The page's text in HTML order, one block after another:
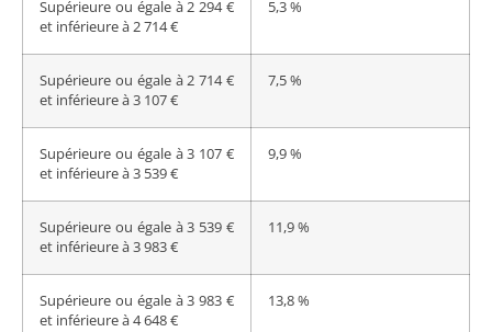
Supérieure ou égale à 2 294 €
et inférieure à 2 714 €
5,3 %
Supérieure ou égale à 2 714 €
et inférieure à 3 107 €
7,5 %
Supérieure ou égale à 3 107 €
et inférieure à 3 539 €
9,9 %
Supérieure ou égale à 3 539 €
et inférieure à 3 983 €
11,9 %
Supérieure ou égale à 3 983 €
et inférieure à 4 648 €
13,8 %